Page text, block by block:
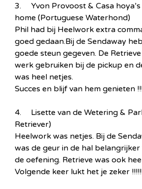
3. Yvon Provoost & Casa
home (Portuguese Waterhond)
Phil had bij Heelwork extra
goed gedaan.Bij de Sendaway
goede steun gegeven. De
werk gebruiken bij de pickup en
was heel netjes.
Succes en blijf van hem genieten
4. Lisette van de Wetering &
Retriever)
Heelwork was netjes. Bij de
was de geur in de hal
de oefening. Retrieve was ook
Volgende keer lukt het je zeker !!!!!